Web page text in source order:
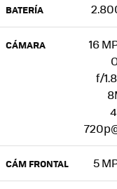
BATERÍA
CÁMARA
16
f/
CÁM FRONTAL 5